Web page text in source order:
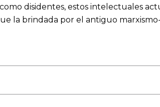
disidentes, estos intelectuales
la brindada por el antiguo